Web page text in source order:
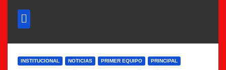
INSTITUCIONAL NOTICIAS PRIMER EQUIPO PRINCIPAL